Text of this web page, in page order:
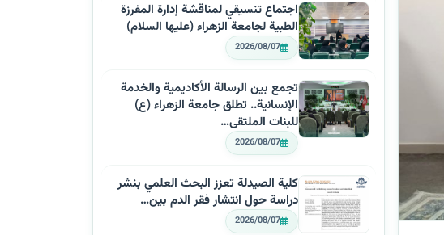
اجتماع تنسيقي لمناقشة إدارة المفرزة
الطبية لجامعة الزهراء (عليها السلام)
2026/08/07
تجمع بين الرسالة الأكاديمية والخدمة
الإنسانية.. تطلق جامعة الزهراء (ع)
للبنات الملتقى…
2026/08/07
كلية الصيدلة تعزز البحث العلمي بنشر
دراسة حول انتشار فقر الدم بين…
2026/08/07